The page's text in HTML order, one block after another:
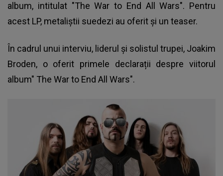
album, intitulat "The War to End All Wars". Pentru
acest LP, metaliştii suedezi au oferit și un teaser.
În cadrul unui interviu, liderul și solistul trupei, Joakim
Broden, o oferit primele declarații despre viitorul
album" The War to End All Wars".